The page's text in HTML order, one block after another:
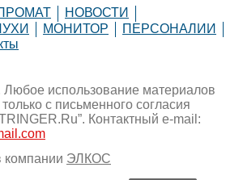
НОВОСТИ
МОНИТОР
ПЕРСОНАЛИИ
Любое использование материалов
с письменного согласия
Контактный e-mail:
компании ЭЛКОС